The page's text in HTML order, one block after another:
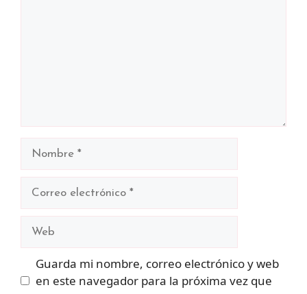
Nombre
Guarda mi nombre, correo electrónico y web
en este navegador para la próxima vez que